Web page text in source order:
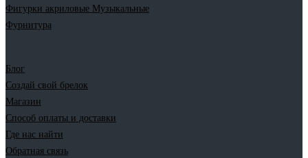
Фигурки акриловые Музыкальные
Фурнитура
Блог
Создай свой брелок
Магазин
Способ оплаты и доставки
Где нас найти
Обратная связь